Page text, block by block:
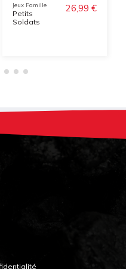
Jeux Famille
Petits
Soldats
26,99 €